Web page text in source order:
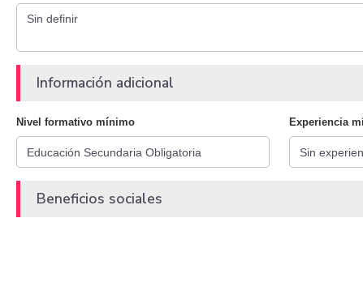
Información adicional
Nivel formativo mínimo Experiencia
Beneficios sociales